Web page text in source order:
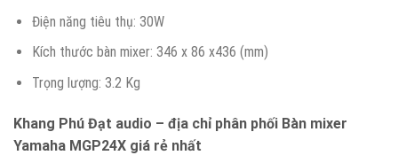
Điện năng tiêu thụ: 30W
Kích thước bàn mixer: 346 x 86 x436 (mm)
Trọng lượng: 3.2 Kg
Khang Phú Đạt audio – địa chỉ phân phối Bàn mixer
Yamaha MGP24X giá rẻ nhất